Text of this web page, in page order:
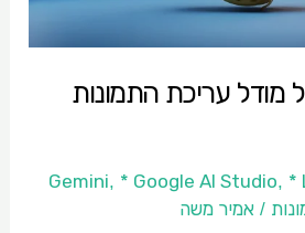
מודל עריכת התמונות
, * Google AI Studio, *
/אמיר משה